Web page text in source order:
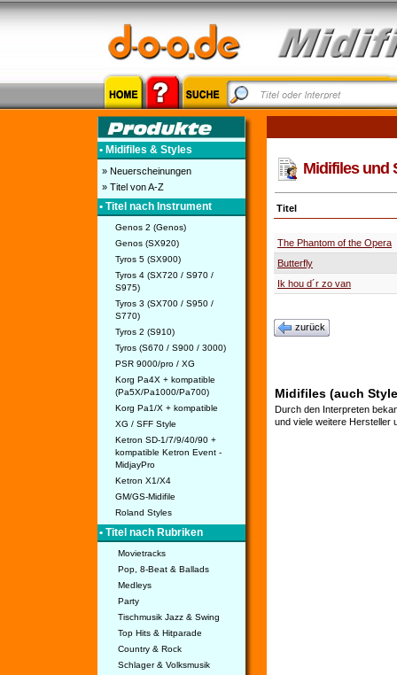
• Midifiles & Styles
» Neuerscheinungen
» Titel von A-Z
• Titel nach Instrument
Genos 2 (Genos)
Genos (SX920)
Tyros 5 (SX900)
Tyros 4 (SX720 / S970 /
S975)
Tyros 3 (SX700 / S950 /
S770)
Tyros 2 (S910)
Tyros (S670 / S900 / 3000)
PSR 9000/pro / XG
Korg Pa4X + kompatible
(Pa5X/Pa1000/Pa700)
Korg Pa1/X + kompatible
XG / SFF Style
Ketron SD-1/7/9/40/90 +
kompatible Ketron Event -
MidjayPro
Ketron X1/X4
GM/GS-Midifile
Roland Styles
• Titel nach Rubriken
Movietracks
Pop, 8-Beat & Ballads
Medleys
Party
Tischmusik Jazz & Swing
Top Hits & Hitparade
Country & Rock
Schlager & Volksmusik
Midifiles und
Titel
The Phantom of the Opera
Butterfly
Ik hou d´r zo van
zurück
Midifiles (auch
Durch den Interpreten
und viele weitere Hersteller